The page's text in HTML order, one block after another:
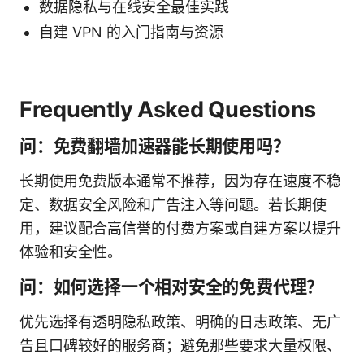
数据隐私与在线安全最佳实践
自建 VPN 的入门指南与资源
Frequently Asked Questions
问：免费翻墙加速器能长期使用吗？
长期使用免费版本通常不推荐，因为存在速度不稳
定、数据安全风险和广告注入等问题。若长期使
用，建议配合高信誉的付费方案或自建方案以提升
体验和安全性。
问：如何选择一个相对安全的免费代理？
优先选择有透明隐私政策、明确的日志政策、无广
告且口碑较好的服务商；避免那些要求大量权限、